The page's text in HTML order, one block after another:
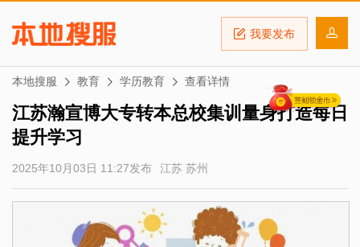
我要发布
本地搜服 教育 学历教育 查看详情
江苏瀚宣博大专转本总校集训量身打造每日
提升学习
2025年10月03日 11:27发布 江苏 苏州